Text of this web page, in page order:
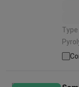
Type
Pyrolyse
Classe